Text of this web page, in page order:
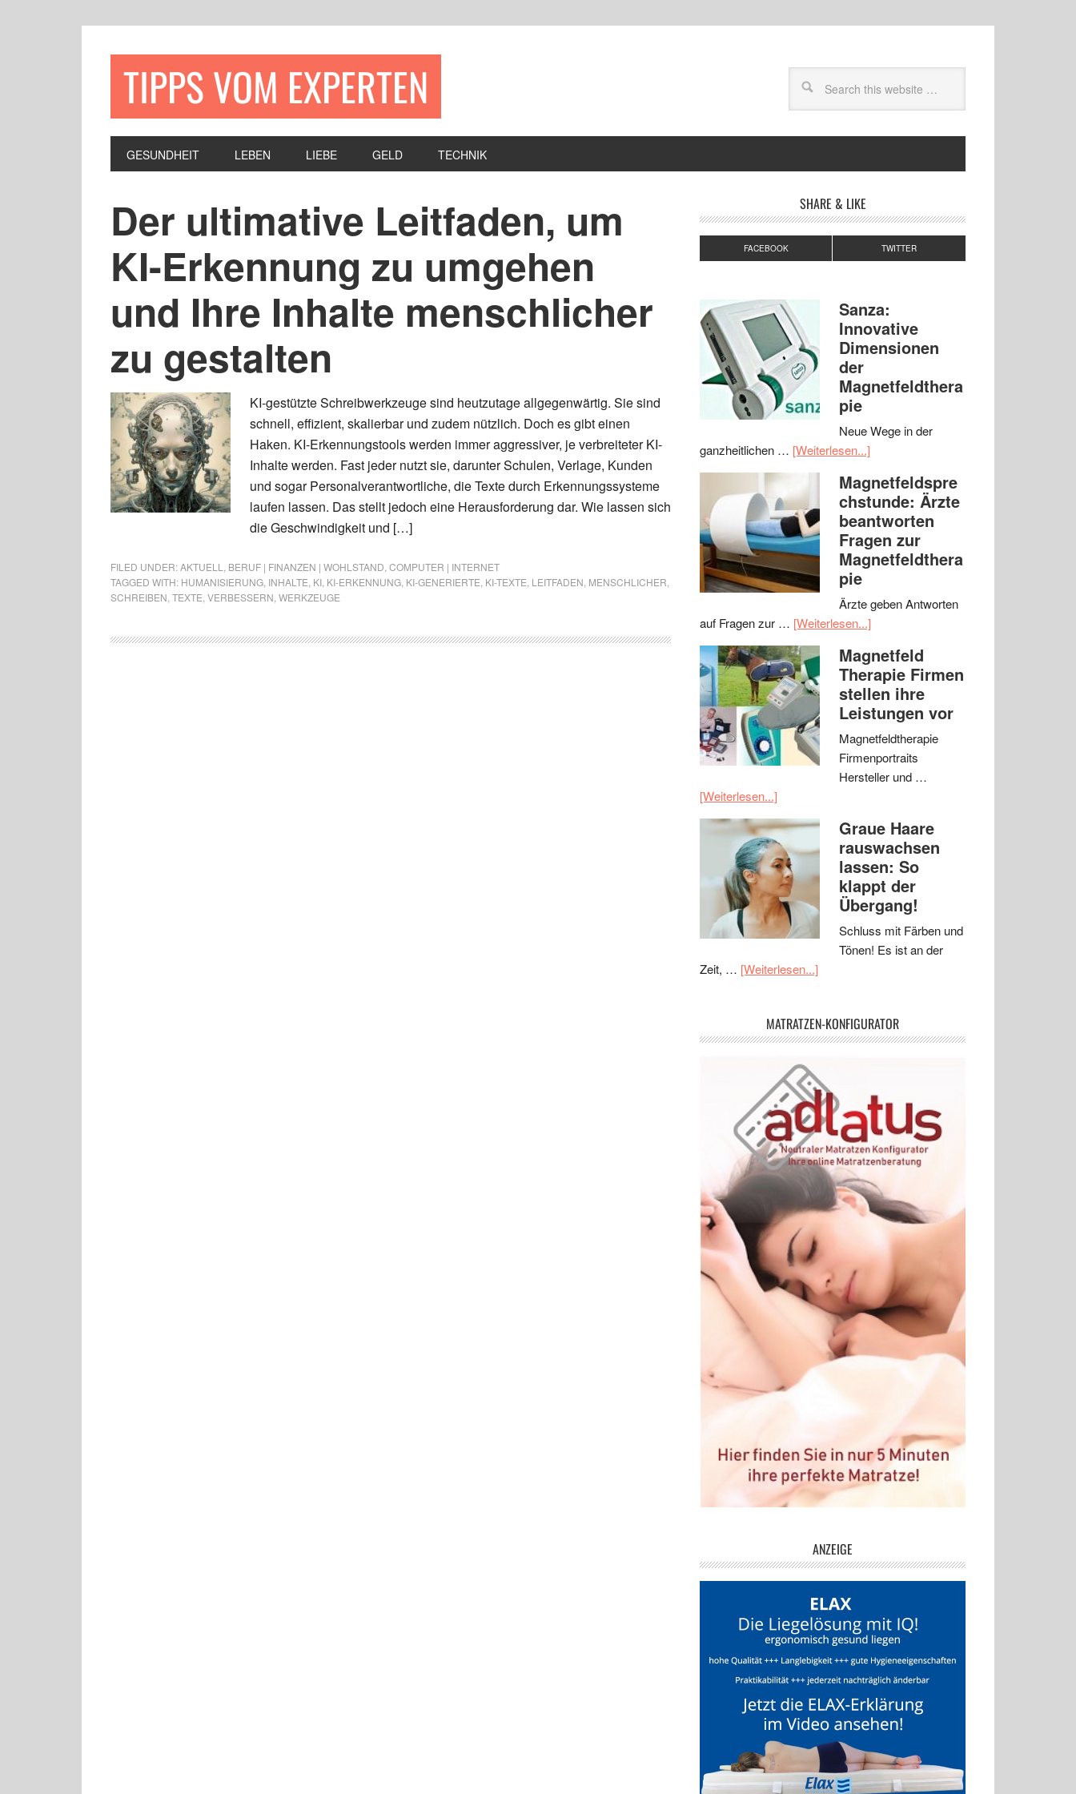
TIPPS VOM EXPERTEN
GESUNDHEIT LEBEN LIEBE GELD TECHNIK
Der ultimative Leitfaden, um
KI-Erkennung zu umgehen
und Ihre Inhalte menschlicher
zu gestalten
KI-gestützte Schreibwerkzeuge sind heutzutage allgegenwärtig. Sie sind
schnell, effizient, skalierbar und zudem nützlich. Doch es gibt einen
Haken. KI-Erkennungstools werden immer aggressiver, je verbreiteter KI-
Inhalte werden. Fast jeder nutzt sie, darunter Schulen, Verlage, Kunden
und sogar Personalverantwortliche, die Texte durch Erkennungssysteme
laufen lassen. Das stellt jedoch eine Herausforderung dar. Wie lassen sich
die Geschwindigkeit und […]
FILED UNDER:AKTUELL BERUF | FINANZEN | WOHLSTAND COMPUTER | INTERNET
TAGGED WITH: HUMANISIERUNG INHALTE KI KI-ERKENNUNG KI-GENERIERTE KI-TEXTE LEITFADEN MENSCHLICHER
SCHREIBEN TEXTE VERBESSERN WERKZEUGE
SHARE & LIKE
FACEBOOK TWITTER
Sanza:
Innovative
Dimensionen
der
Magnetfeldthera
pie
Neue Wege in der
ganzheitlichen … [Weiterlesen...]
Magnetfeldspre
chstunde: Ärzte
beantworten
Fragen zur
Magnetfeldthera
pie
Ärzte geben Antworten
auf Fragen zur … [Weiterlesen...]
Magnetfeld
Therapie Firmen
stellen ihre
Leistungen vor
Magnetfeldtherapie
Firmenportraits
Hersteller und …
[Weiterlesen...]
Graue Haare
rauswachsen
lassen: So
klappt der
Übergang!
Schluss mit Färben und
Tönen! Es ist an der
Zeit, … [Weiterlesen...]
MATRATZEN-KONFIGURATOR
ANZEIGE